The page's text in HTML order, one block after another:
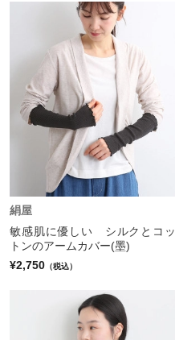
絹屋
敏感肌に優しい シルクとコッ
トンのアームカバー(墨)
¥2,750 （税込）